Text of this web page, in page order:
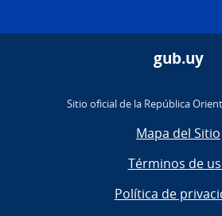
gub.uy
Sitio oficial de la República
Mapa del Sitio
Términos de
Política de